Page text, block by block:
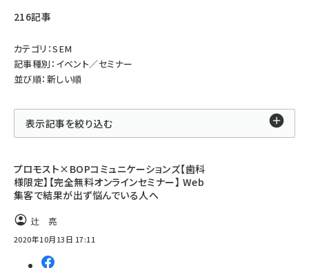
216記事
カテゴリ：SEM
記事種別：イベント／セミナー
並び順：新しい順
表示記事を絞り込む
プロモスト×BOPコミュニケーションズ【歯科
様限定】【完全無料オンラインセミナー】 Web
集客で結果が出ず悩んでいる人へ
辻 亮
2020年10月13日 17:11